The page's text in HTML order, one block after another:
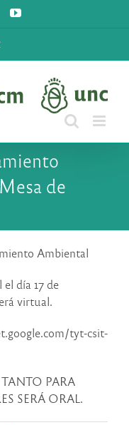
YouTube
de
Ambiental
día 17 de
virtual.
tyt-csit-
PARA
SERÁ ORAL.